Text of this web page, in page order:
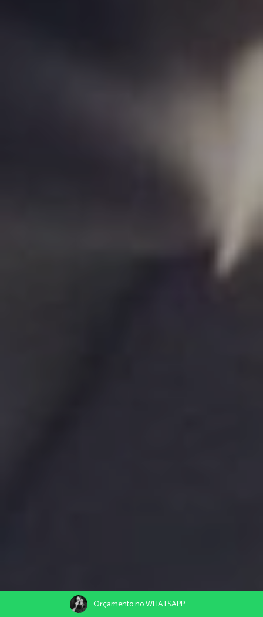
Orçamento no WHATSAPP